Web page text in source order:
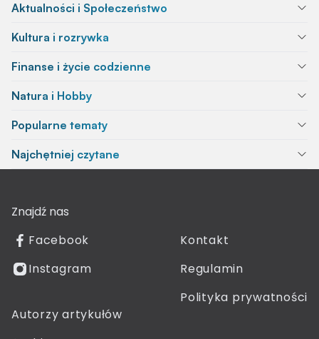
Aktualności i Społeczeństwo
Kultura i rozrywka
Finanse i życie codzienne
Natura i Hobby
Popularne tematy
Najchętniej czytane
Znajdź nas
Facebook
Instagram
Kontakt
Regulamin
Polityka prywatności
Autorzy artykułów